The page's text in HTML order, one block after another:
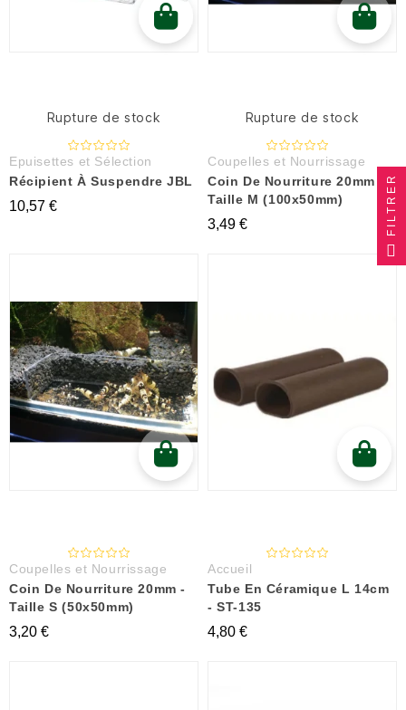
Rupture de stock
Epuisettes et Sélection
Récipient À Suspendre JBL
10,57 €
Rupture de stock
Coupelles et Nourrissage
Coin De Nourriture 20mm -
Taille M (100x50mm)
3,49 €
Coupelles et Nourrissage
Coin De Nourriture 20mm -
Taille S (50x50mm)
3,20 €
Accueil
Tube En Céramique L 14cm
- ST-135
4,80 €
FILTRER